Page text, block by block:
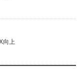
向上